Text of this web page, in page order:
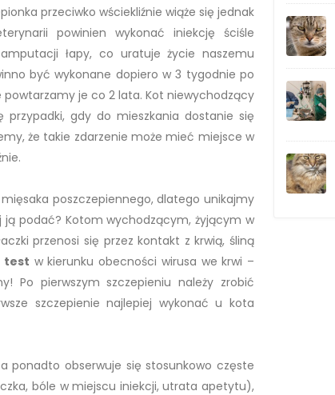
przeciwko wściekliźnie wiąże się jednak
powinien wykonać iniekcję ściśle
łapy, co uratuje życie naszemu
być wykonane dopiero w 3 tygodnie po
je co 2 lata. Kot niewychodzący
gdy do mieszkania dostanie się
że takie zdarzenie może mieć miejsce w
poszczepiennego, dlatego unikajmy
podać? Kotom wychodzącym, żyjącym w
przenosi się przez kontakt z krwią, śliną
test w kierunku obecności wirusa we krwi –
Po pierwszym szczepieniu należy zrobić
szczepienie najlepiej wykonać u kota
ponadto obserwuje się stosunkowo częste
bóle w miejscu iniekcji, utrata apetytu),